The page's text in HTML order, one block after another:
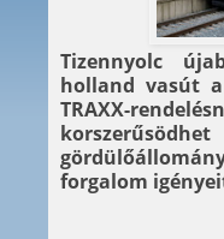
Tizennyolc
holland vasút
TRAXX-
forgalom